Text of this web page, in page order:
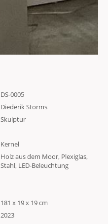
DS-0005
Diederik Storms
Skulptur
Kernel
Holz aus dem Moor, Plexiglas,
Stahl, LED-Beleuchtung
181 x 19 x 19 cm
2023